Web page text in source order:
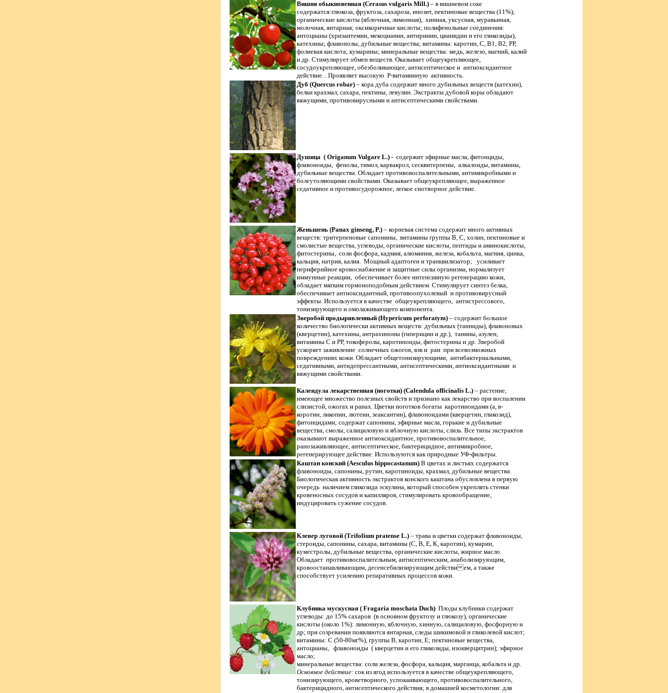
Вишня обыкновенная (Cerasus vulgaris Mill.) – в вишневом соке
содержатся:глюкоза, фруктоза, сахароза, инозит, пектиновые вещества (11%);
органические кислоты (яблочная, лимонная), хинная, уксусная, муравьиная,
молочная, янтарная; оксикоричные кислоты; полифенольные соединения:
антоцианы (хризантемин, мекоцианин, антиринин, цианидин и его гликозиды),
катехины; флавонолы, дубильные вещества; витамины: каротин, С, В1, В2, РР,
фолиевая кислота; кумарины; минеральные вещества: медь, железо, магний, калий
и др. Стимулирует обмен веществ. Оказывает общеукрепляющее,
сосудоукрепляющее, обезболивающее, антисептическое и антиоксидантное
действие. . Проявляет высокую Р-витаминную активность.
Дуб (Quercus robar) – кора дуба содержит много дубильных веществ (катехин),
белки крахмал, сахара, пектины, левулин. Экстракты дубовой коры обладают
вяжущими, противовирусными и антисептическими свойствами.
Душица ( Origanum Vulgare L.) - содержит эфирные масла, фитонциды,
флавоноиды, фенолы, тимол, карвакрол, сесквитерпены, алкалоиды, витамины,
дубильные вещества. Обладает противовоспалительными, антимикробными и
болеутоляющими свойствами. Оказывает общеукрепляющее, выраженное
седативное и противосудорожное, легкое снотворное действие.
Женьшень (Panax ginseng, P.) – корневая система содержит много активных
веществ: тритерпеновые сапонины, витамины группы В, С, холин, пектиновые и
смолистые вещества, углеводы, органические кислоты, пептиды и аминокислоты,
фитостерины, соли фосфора, кадмия, алюминия, железа, кобальта, магния, цинка,
кальция, натрия, калия. Мощный адаптоген и транквилизатор; усиливает
периферийное кровоснабжение и защитные силы организма, нормализует
иммунные реакции, обеспечивает более интенсивную регенерацию кожи,
обладает мягким гормоноподобным действием. Стимулирует синтез белка,
обеспечивает антиоксидантный, противоопухолевый и противовирусный
эффекты. Используется в качестве общеукрепляющего, антистрессового,
тонизирующего и омолаживающего компонента.
Зверобой продырявленный (Hypericum perforatym) – содержит большое
количество биологически активных веществ: дубильных (танниды), флавоновых
(кверцетин), катехины, антрахиноны (гиперицин и др.), танины, азулен,
витамины С и РР, токоферолы, каротиноиды, фитостерины и др. Зверобой
ускоряет заживление солнечных ожогов, язв и ран при всевозможных
повреждениях кожи. Обладает общетонизирующими, антибактериальными,
седативными, антидепрессантными, антисептическими, антиоксидантными и
вяжущими свойствами.
Календула лекарственная (ноготки) (Calendula officinalis L.) – растение,
имеющее множество полезных свойств и признано как лекарство при воспалении
слизистой, ожогах и ранах. Цветки ноготков богаты каротиноидами (а, в-
коротин, ликопин, лютеин, зеаксантин), флавоноидами (кверцетин, гликозид),
фитонцидами; содержат сапонины, эфирные масла, горькие и дубильные
вещества, смолы, салициловую и яблочную кислоты, слизь. Все типы экстрактов
оказывают выраженное антиоксидантное, противовоспалительное,
ранозаживляющее, антисептическое, бактерицидное, антимикробное,
регенерирующее действие. Используются как природные УФ-фильтры.
Каштан конский (Aesculus hippocastanum) В цветах и листьях содержатся
флавоноиды, сапонины, рутин, каротиноиды, крахмал, дубильные вещества.
Биологическая активность экстрактов конского каштана обусловлена в первую
очередь наличием гликозида эскулина, который способен укреплять стенки
кровеносных сосудов и капилляров, стимулировать кровообращение,
индуцировать сужение сосудов.
Клевер луговой (Тrifolium рratense L.) – трава и цветки содержат флавоноиды,
стероиды, сапонины, сахара, витамины (С, В, Е, К, каротин), кумарин,
куместролы, дубильные вещества, органические кислоты, жирное масло.
Обладает противовоспалительным, антисептическим, анаболизирующим,
кровоостанавливающим, десенсебилизирующим действием, а также
способствует усилению репаративных процессов кожи.
Клубника мускусная ( Fragaria moschata Duch) Плоды клубники содержат
углеводы: до 15% сахаров (в основном фруктозу и глюкозу), органические
кислоты (около 1%): лимонную, яблочную, хинную, салициловую, фосфорную и
др; при созревании появляются янтарная, следы шикимовой и гликолевой кислот;
витамины: С (50-80мг%), группы В, каротин, Е; пектиновые вещества,
антоцианы, флавоноиды ( кверцетин и его гликозиды, изокверцитрин); эфирное
масло;
минеральные вещества: соли железа, фосфора, кальция, марганца, кобальта и др.
Основное действие: сок из ягод используется в качестве общеукрепляющего,
тонизирующего, кроветворного, успокаивающего, противовоспалительного,
бактерицидного, антисептического действия; в домашней косметологии: для